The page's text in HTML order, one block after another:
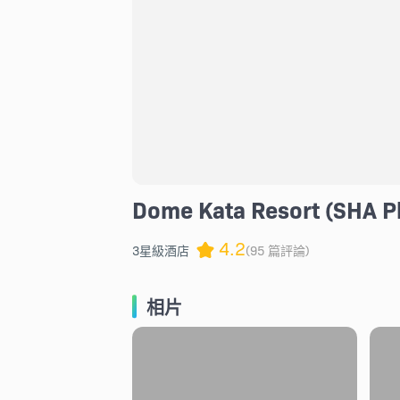
Dome Kata Resort (SHA
3星級酒店 4.2(95 篇評論)
相片